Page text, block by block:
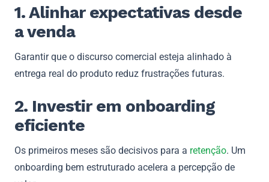
1. Alinhar expectativas desde
a venda
Garantir que o discurso comercial esteja alinhado à
entrega real do produto reduz frustrações futuras.
2. Investir em onboarding
eficiente
Os primeiros meses são decisivos para a retenção. Um
onboarding bem estruturado acelera a percepção de